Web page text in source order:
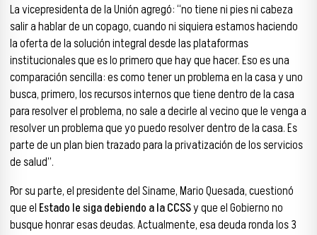
La vicepresidenta de la Unión agregó: “no tiene ni pies ni cabeza
salir a hablar de un copago, cuando ni siquiera estamos haciendo
la oferta de la solución integral desde las plataformas
institucionales que es lo primero que hay que hacer. Eso es una
comparación sencilla: es como tener un problema en la casa y uno
busca, primero, los recursos internos que tiene dentro de la casa
para resolver el problema, no sale a decirle al vecino que le venga a
resolver un problema que yo puedo resolver dentro de la casa. Es
parte de un plan bien trazado para la privatización de los servicios
de salud”.
Por su parte, el presidente del Siname, Mario Quesada, cuestionó
que el Estado le siga debiendo a la CCSSy que el Gobierno no
busque honrar esas deudas. Actualmente, esa deuda ronda los 3